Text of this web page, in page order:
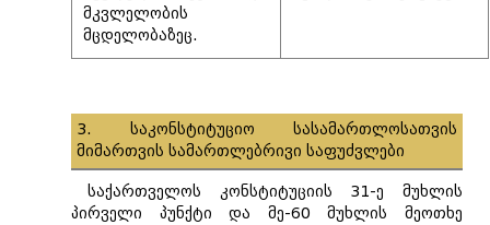
მკვლელობის
მცდელობაზეც.
3. საკონსტიტუციო სასამართლოსათვის
მიმართვის სამართლებრივი საფუძვლები
საქართველოს კონსტიტუციის 31-ე მუხლის
პირველი პუნქტი და მე-60 მუხლის მეოთხე